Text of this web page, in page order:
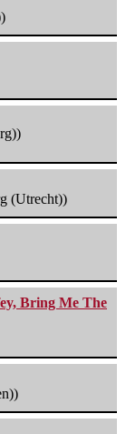
(Utrecht))
Bring Me The